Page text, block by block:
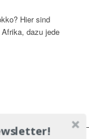
Hier sind
dazu jede